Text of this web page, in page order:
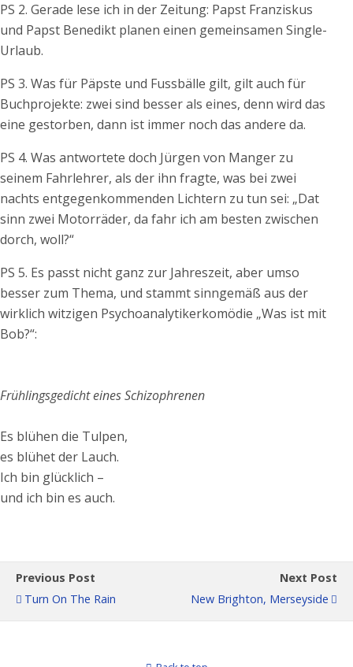
PS 2. Gerade lese ich in der Zeitung: Papst Franziskus
und Papst Benedikt planen einen gemeinsamen Single-
Urlaub.
PS 3. Was für Päpste und Fussbälle gilt, gilt auch für
Buchprojekte: zwei sind besser als eines, denn wird das
eine gestorben, dann ist immer noch das andere da.
PS 4. Was antwortete doch Jürgen von Manger zu
seinem Fahrlehrer, als der ihn fragte, was bei zwei
nachts entgegenkommenden Lichtern zu tun sei: „Dat
sinn zwei Motorräder, da fahr ich am besten zwischen
dorch, woll?“
PS 5. Es passt nicht ganz zur Jahreszeit, aber umso
besser zum Thema, und stammt sinngemäß aus der
wirklich witzigen Psychoanalytikerkomödie „Was ist mit
Bob?“:
Frühlingsgedicht eines Schizophrenen
Es blühen die Tulpen,
es blühet der Lauch.
Ich bin glücklich –
und ich bin es auch.
Previous Post
Turn On The Rain
Next Post
New Brighton, Merseyside